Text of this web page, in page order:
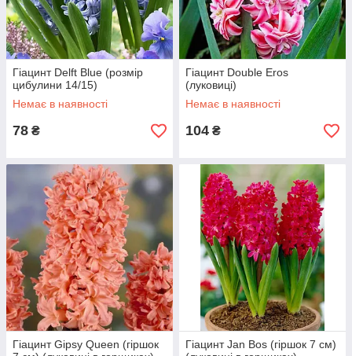
Гіацинт Delft Blue (розмір
цибулини 14/15)
Немає в наявності
78 ₴
Гіацинт Double Eros
(луковиці)
Немає в наявності
104 ₴
Гіацинт Gipsy Queen (гіршок
Гіацинт Jan Bos (гіршок 7 см)